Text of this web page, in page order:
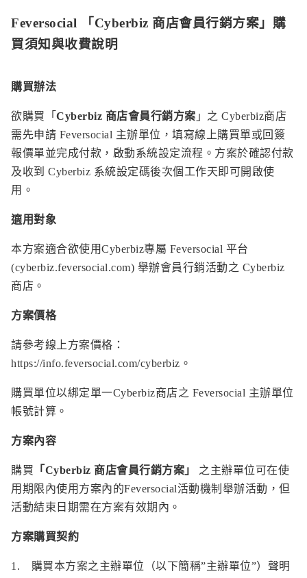
Feversocial 「Cyberbiz 商店會員行銷方案」購
買須知與收費說明
購買辦法
欲購買「 Cyberbiz 商店會員行銷方案 」之 Cyberbiz商店
需先申請 Feversocial 主辦單位 ，填寫線上購買單或回簽
報價單並完成付款，啟動系統設定流程。方案於確認付款
及收到 Cyberbiz 系統設定碼後次個工作天即可開啟使
用。
適用對象
本方案適合欲使用Cyberbiz專屬 Feversocial 平台
(cyberbiz.feversocial.com) 舉辦會員行銷活動之 Cyberbiz
商店。
方案價格
請參考線上方案價格：
https://info.feversocial.com/cyberbiz 。
購買單位以綁定單一Cyberbiz商店之 Feversocial 主辦單位
帳號計算。
方案內容
購買 「 Cyberbiz 商店會員行銷方案 」
之主辦單位可在使
用期限內使用方案內的Feversocial活動機制 舉辦活動，但
活動結束日期需在方案有效期內。
方案購買契約
1. 購買本方案之主辦單位（以下簡稱”主辦單位”）聲明